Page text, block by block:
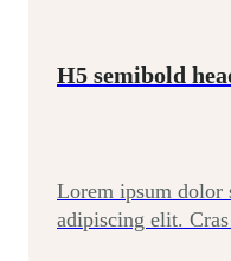
H5 semibold
Lorem ipsum dolor
adipiscing elit. Cras